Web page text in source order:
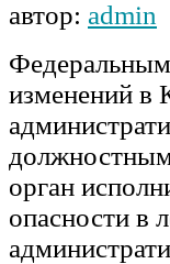
автор: admin
Федеральным
изменений в
орган
опасности в